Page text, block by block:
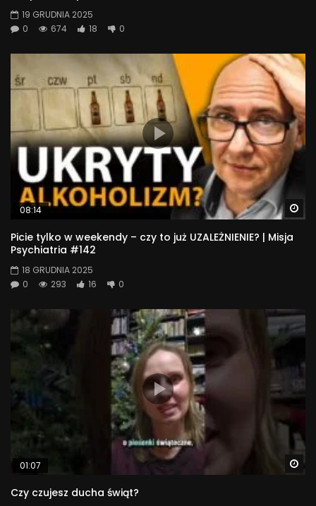
19 GRUDNIA 2025
0
674 18 0
08:14
Picie tylko w weekendy – czy to już UZALEŻNIENIE? | Misja
Psychiatria #142
18 GRUDNIA 2025
0
293 16 0
01:07
Czy czujesz ducha świąt?